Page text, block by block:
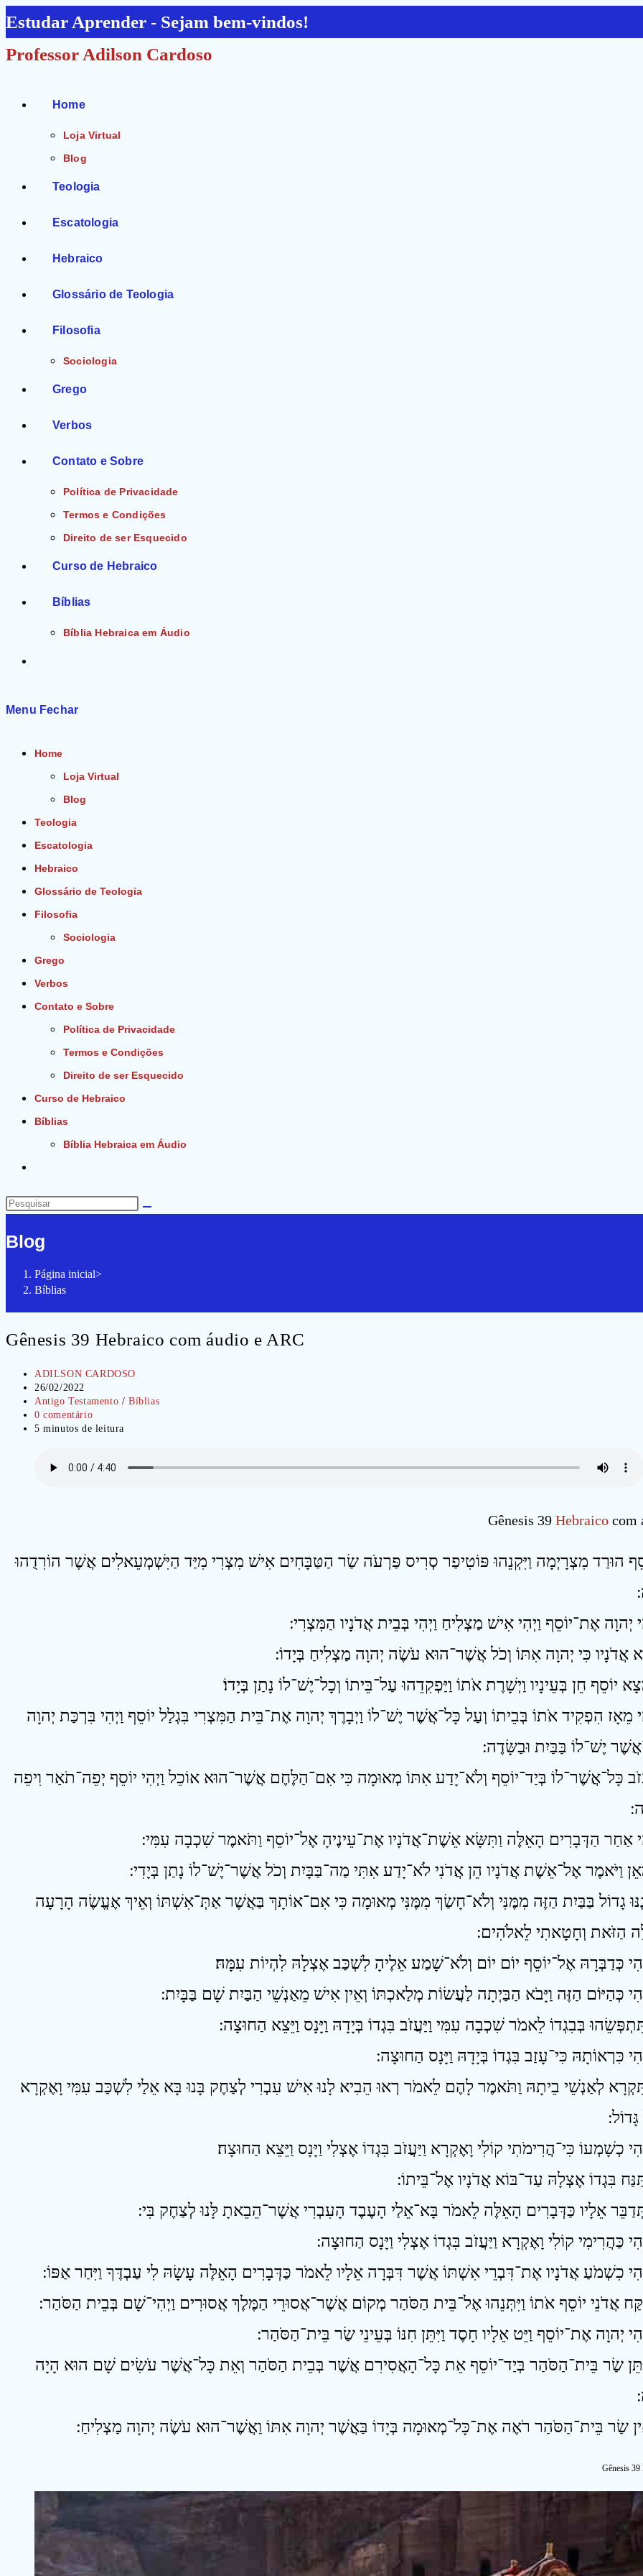
Ir
para
o
Estudar Aprender - Sejam bem-vindos!
Professor Adilson Cardoso
Home
Loja Virtual
Blog
Teologia
Escatologia
Hebraico
Glossário de Teologia
Filosofia
Sociologia
Grego
Verbos
Contato e Sobre
Política de Privacidade
Termos e Condições
Direito de ser Esquecido
Curso de Hebraico
Bíblias
Bíblia Hebraica em Áudio
Menu Fechar
Home
Loja Virtual
Blog
Teologia
Escatologia
Hebraico
Glossário de Teologia
Filosofia
Sociologia
Grego
Verbos
Contato e Sobre
Política de Privacidade
Termos e Condições
Direito de ser Esquecido
Curso de Hebraico
Bíblias
Bíblia Hebraica em Áudio
do
site
Pesquisar
site
Blog
Página inicial>
Bíblias
Gênesis 39 Hebraico com áudio e ARC
Autor
do
post:
ADILSON CARDOSO
Post
publicado:
26/02/2022
Categoria
do
post:
Antigo Testamento / Bíblias
Comentários
do
0 comentário
Tempo
5 minutos de leitura
Gênesis 39 Hebraicocom
הוּרַד מִצְרָיְמָה וַיִּקְנֵהוּ פּוֹטִיפַר סְרִיס פַּרְעֹה שַׂר הַטַּבָּחִים אִישׁ מִצְרִי מִיַּד הַיִּשְׁמְעֵאלִים אֲשֶׁר הוֹרִדֻהוּ
מֵאָז הִפְקִיד אֹתוֹ בְּבֵיתוֹ וְעַל כָּל־אֲשֶׁר יֶשׁ־לוֹ וַיְבָרֶךְ יְהוָה אֶת־בֵּית הַמִּצְרִי בִּגְלַל יוֹסֵף וַיְהִי בִּרְכַּת יְהוָה
יֶשׁ־לוֹ בַּבַּיִת וּבַשָּׂדֶה ׃
כָּל־אֲשֶׁר־לוֹ בְּיַד־יוֹסֵף וְלֹא־יָדַע אִתּוֹ מְאוּמָה כִּי אִם־הַלֶּחֶם אֲשֶׁר־הוּא אוֹכֵל וַיְהִי יוֹסֵף יְפֵה־תֹאַר וִיפֵה
׃
גָדוֹל בַּבַּיִת הַזֶּה מִמֶּנִּי וְלֹא־חָשַׂךְ מִמֶּנִּי מְאוּמָה כִּי אִם־אוֹתָךְ בַּאֲשֶׁר אַתְּ־אִשְׁתּוֹ וְאֵיךְ אֶעֱשֶׂה הָרָעָה
הַזֹּאת וְחָטָאתִי לֵאלֹהִים ׃
וַתִּקְרָא לְאַנְשֵׁי בֵיתָהּ וַתֹּאמֶר לָהֶם לֵאמֹר רְאוּ הֵבִיא לָנוּ אִישׁ עִבְרִי לְצַחֶק בָּנוּ בָּא אֵלַי לִשְׁכַּב עִמִּי וָאֶקְרָא
׃
וַיִּתֵּן שַׂר בֵּית־הַסֹּהַר בְּיַד־יוֹסֵף אֵת כָּל־הָאֲסִירִם אֲשֶׁר בְּבֵית הַסֹּהַר וְאֵת כָּל־אֲשֶׁר עֹשִׂים שָׁם הוּא הָיָה
Gênesis 39